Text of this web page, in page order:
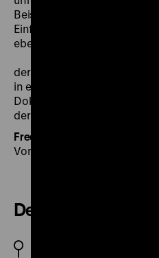
Beispiel“ angefertigt hat. Im
Einführungsvortrags wird
ebenfalls
der DFFB-Gründung sind im
in einem Kino – drei auf
Dokumentarfilme zu sehen,
der Aufnahmeprüfung für
Frederik Lang
Vorstandmitglied von
Der Kandidat